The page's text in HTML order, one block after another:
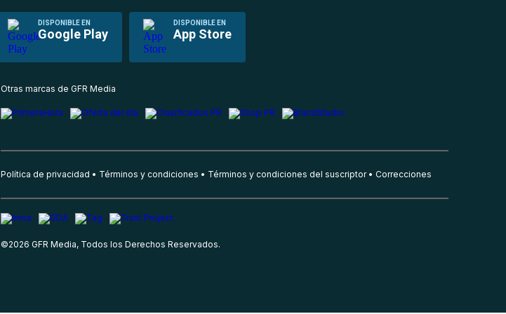
DISPONIBLE EN
Google Play
DISPONIBLE EN
App Store
Otras marcas de GFR Media
Política de privacidad Términos y condiciones Términos y condiciones del suscriptor Correcciones
©2026 GFR Media, Todos los Derechos Reservados.